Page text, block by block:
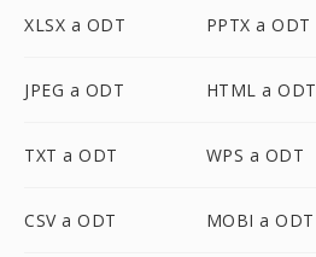
XLSX a ODT PPTX a ODT
JPEG a ODT HTML a ODT
TXT a ODT WPS a ODT
CSV a ODT MOBI a ODT